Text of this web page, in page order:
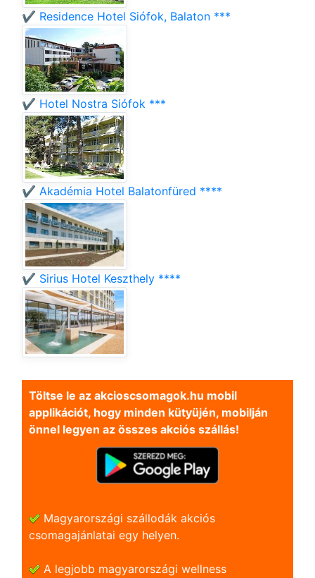
✔️ Residence Hotel Siófok, Balaton ***
✔️ Hotel Nostra Siófok ***
✔️ Akadémia Hotel Balatonfüred ****
✔️ Sirius Hotel Keszthely ****
Töltse le az akcioscsomagok.hu mobil
applikációt, hogy minden kütyüjén, mobilján
önnel legyen az összes akciós szállás!
Magyarországi szállodák akciós
csomagajánlatai egy helyen.
A legjobb magyarországi wellness